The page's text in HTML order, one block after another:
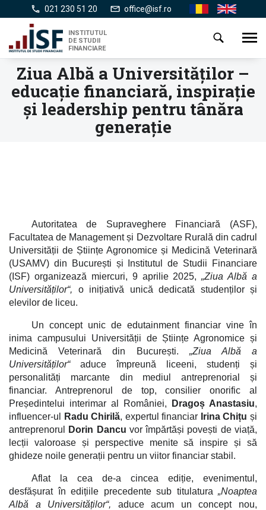
la
conţinutul
principal
021 230 51 20 office@isf.ro En
INSTITUTUL
DE STUDII
FINANCIARE
Ziua Albă a Universităților –
educație financiară, inspirație
și leadership pentru tânăra
generație
Autoritatea de Supraveghere Financiară (ASF),
Facultatea de Management și Dezvoltare Rurală din cadrul
Universității de Științe Agronomice și Medicină Veterinară
(USAMV) din București și Institutul de Studii Financiare
(ISF) organizează miercuri, 9 aprilie 2025,„Ziua Albă a
Universităților“, o inițiativă unică dedicată studenților și
elevilor de liceu.
Un concept unic de edutainment financiar vine în
inima campusului Universității de Științe Agronomice și
Medicină Veterinară din București. „Ziua Albă a
Universităților“aduce împreună liceeni, studenți și
personalități marcante din mediul antreprenorial și
financiar. Antreprenorul de top, consilier onorific al
Președintelui interimar al României,
Dragoș Anastasiu,
influencer-ul
Radu Chirilă, expertul financiar Irina Chițu și
antreprenorul
Dorin Dancu vor împărtăși povești de viață,
lecții valoroase și perspective menite să inspire și să
ghideze noile generații pentru un viitor financiar stabil.
Aflat la cea de-a cincea ediție, evenimentul,
desfășurat în edițiile precedente sub titulatura „Noaptea
Albă a Universităților“, aduce acum
un concept nou,